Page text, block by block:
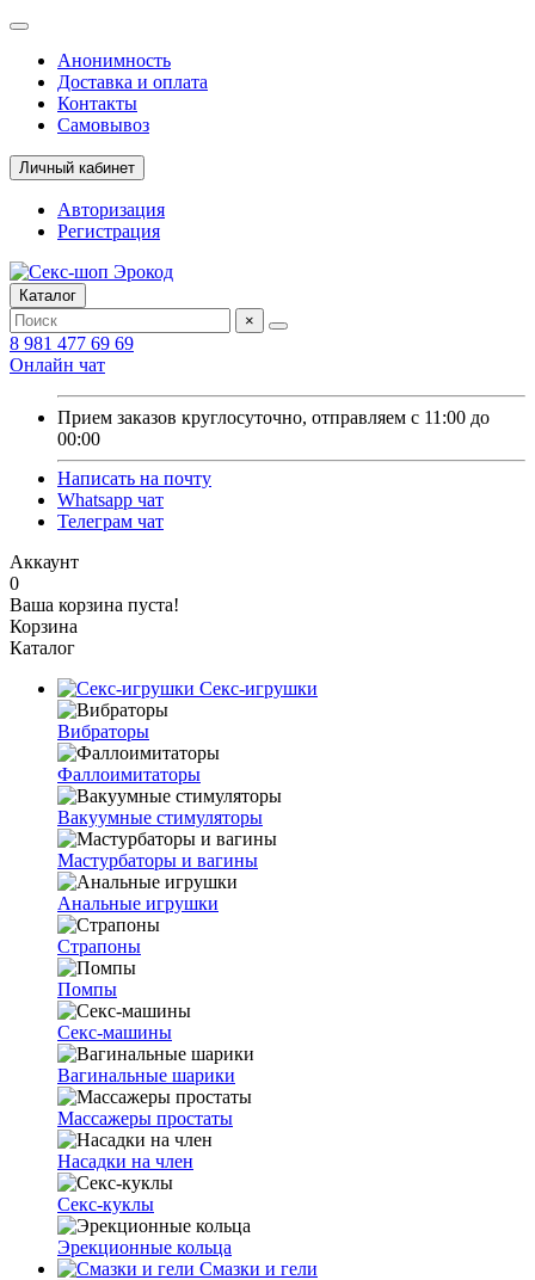
Анонимность
Доставка и оплата
Контакты
Самовывоз
Личный кабинет
Авторизация
Регистрация
Каталог
×
8 981 477 69 69
Онлайн чат
Прием заказов круглосуточно, отправляем с 11:00 до
00:00
Написать на почту
Whatsapp чат
Телеграм чат
Аккаунт
0
Ваша корзина пуста!
Корзина
Каталог
Секс-игрушки
Вибраторы
Фаллоимитаторы
Вакуумные стимуляторы
Мастурбаторы и вагины
Анальные игрушки
Страпоны
Помпы
Секс-машины
Вагинальные шарики
Массажеры простаты
Насадки на член
Секс-куклы
Эрекционные кольца
Смазки и гели